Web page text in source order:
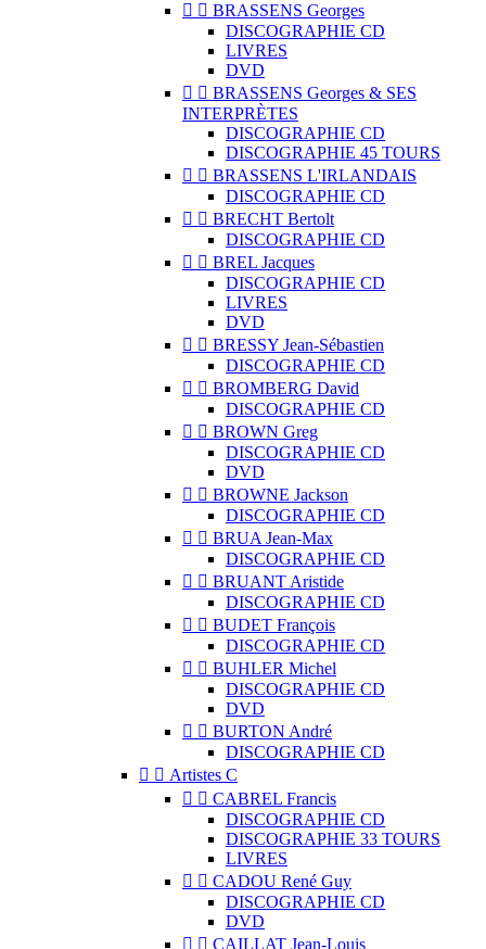
  BRASSENS Georges
DISCOGRAPHIE CD
LIVRES
DVD
  BRASSENS Georges & SES
INTERPRÈTES
DISCOGRAPHIE CD
DISCOGRAPHIE 45 TOURS
  BRASSENS L'IRLANDAIS
DISCOGRAPHIE CD
  BRECHT Bertolt
DISCOGRAPHIE CD
  BREL Jacques
DISCOGRAPHIE CD
LIVRES
DVD
  BRESSY Jean-Sébastien
DISCOGRAPHIE CD
  BROMBERG David
DISCOGRAPHIE CD
  BROWN Greg
DISCOGRAPHIE CD
DVD
  BROWNE Jackson
DISCOGRAPHIE CD
  BRUA Jean-Max
DISCOGRAPHIE CD
  BRUANT Aristide
DISCOGRAPHIE CD
  BUDET François
DISCOGRAPHIE CD
  BUHLER Michel
DISCOGRAPHIE CD
DVD
  BURTON André
DISCOGRAPHIE CD
  Artistes C
  CABREL Francis
DISCOGRAPHIE CD
DISCOGRAPHIE 33 TOURS
LIVRES
  CADOU René Guy
DISCOGRAPHIE CD
DVD
  CAILLAT Jean-Louis